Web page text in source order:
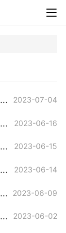
得了医学上认为的哪些疾病是不可以结婚的？严重遗传性疾病具体指的是哪些？|焦点快播 2023-07-04
全球聚焦：信托公司接受单个委托人的资金委托吗？集合信托的基本特征是什么？ 2023-06-16
什么是竞价交易？交易时间与股市开盘时间同步吗？最低交易保证金的收取标准为多少？|天天热文 2023-06-15
全球看点：参加基本养老保险的个人领取养老金有什么条件？养老保险的缴纳比例是什么？ 2023-06-14
离婚恶意借债怎么处理？离婚恶意借债犯法吗？ 2023-06-09
失业保险的概念是什么？失业保险的基本种类有哪些？ 2023-06-02